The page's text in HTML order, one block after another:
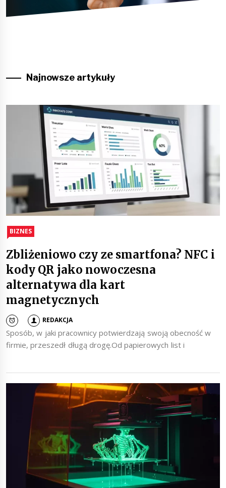
Najnowsze artykuły
BIZNES
Zbliżeniowo czy ze smartfona? NFC i
kody QR jako nowoczesna
alternatywa dla kart
magnetycznych
REDAKCJA
Sposób, w jaki pracownicy potwierdzają swoją obecność w
firmie, przeszedł długą drogę.Od papierowych list i